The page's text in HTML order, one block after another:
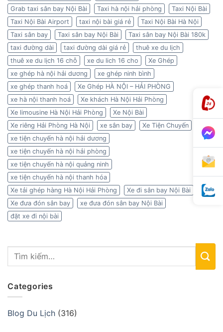
Grab taxi sân bay Nội Bài
Taxi hà nội hải phòng
Taxi Nội Bài
Taxi Nội Bài Airport
taxi nội bài giá rẻ
Taxi Nội Bài Hà Nội
Taxi sân bay
Taxi sân bay Nội Bài
Taxi sân bay Nội Bài 180k
taxi đường dài
taxi đường dài giá rẻ
thuê xe du lịch
thuê xe du lịch 16 chỗ
xe du lich 16 cho
Xe Ghép
xe ghép hà nội hải dương
xe ghép ninh bình
xe ghép thanh hoá
Xe Ghép HÀ NỘI – HẢI PHÒNG
xe hà nội thanh hoá
Xe khách Hà Nội Hải Phòng
Xe limousine Hà Nội Hải Phòng
Xe Nội Bài
Xe riêng Hải Phòng Hà Nội
xe sân bay
Xe Tiện Chuyến
xe tiện chuyến hà nội hải dương
xe tiện chuyến hà nội hải phòng
xe tiện chuyến hà nội quảng ninh
xe tiện chuyến hà nội thanh hóa
Xe tải ghép hàng Hà Nội Hải Phòng
Xe đi sân bay Nội Bài
Xe đưa đón sân bay
xe đưa đón sân bay Nội Bài
đặt xe đi nội bài
Categories
Blog Du Lịch (316)